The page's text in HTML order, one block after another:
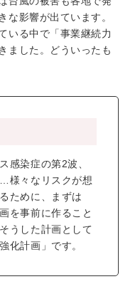
な影響が出ています。
いる中で「事業継続力
ました。どういったも
感染症の第2波、
様々なリスクが想
ために、まずは
を事前に作ること
うした計画として
化計画」です。